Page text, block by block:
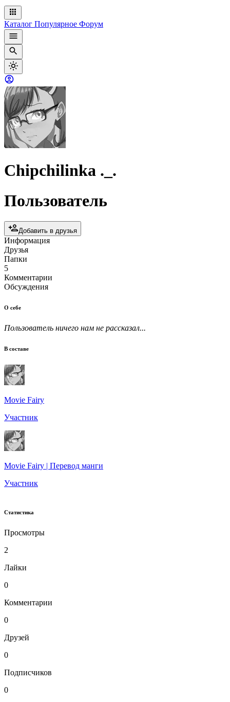
Каталог Популярное Форум
Chipchilinka ._.
Пользователь
Добавить в друзья
Информация
Друзья
Папки
5
Комментарии
Обсуждения
О себе
Пользователь ничего нам не рассказал...
В составе
Movie Fairy
Участник
Movie Fairy | Перевод манги
Участник
Статистика
Просмотры
2
Лайки
0
Комментарии
0
Друзей
0
Подписчиков
0